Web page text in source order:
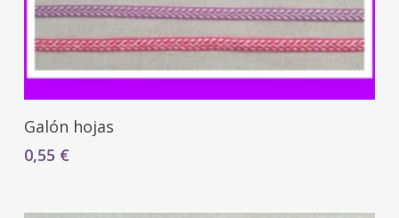
Galón hojas
0,55 €